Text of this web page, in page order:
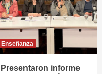
Enseñanza
Presentaron informe